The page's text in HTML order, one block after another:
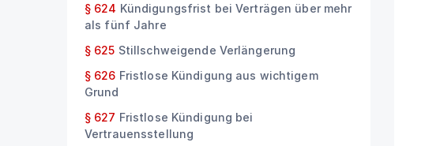
§ 624 Kündigungsfrist bei Verträgen über mehr
als fünf Jahre
§ 625 Stillschweigende Verlängerung
§ 626 Fristlose Kündigung aus wichtigem
Grund
§ 627 Fristlose Kündigung bei
Vertrauensstellung